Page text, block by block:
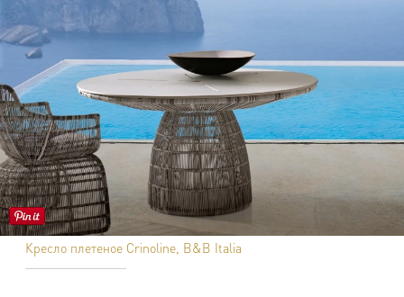
Кресло плетеное Crinoline, B&B Italia